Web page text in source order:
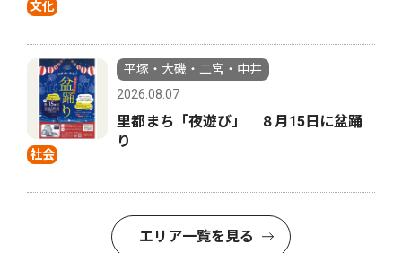
文化
社会
平塚・大磯・二宮・中井
2026.08.07
里都まち「夜遊び」 ８月15日に盆踊
り
エリア一覧を見る